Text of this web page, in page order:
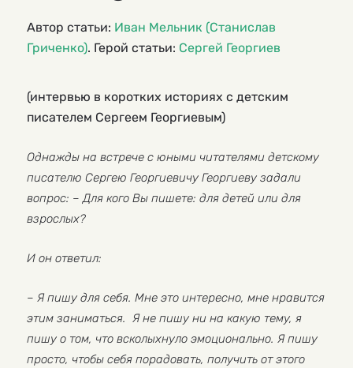
Автор статьи: Иван Мельник (Станислав
Гриченко). Герой статьи: Сергей Георгиев
(интервью в коротких историях с детским
писателем Сергеем Георгиевым)
Однажды на встрече с юными читателями детскому
писателю Сергею Георгиевичу Георгиеву задали
вопрос: – Для кого Вы пишете: для детей или для
взрослых?
И он ответил:
– Я пишу для себя. Мне это интересно, мне нравится
этим заниматься. Я не пишу ни на какую тему, я
пишу о том, что всколыхнуло эмоционально. Я пишу
просто, чтобы себя порадовать, получить от этого